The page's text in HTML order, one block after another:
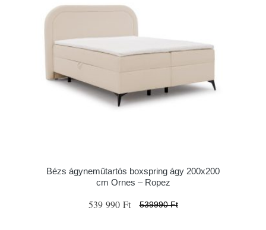
Bézs ágyneműtartós boxspring ágy 200x200
cm Ornes – Ropez
539 990 Ft 539990 Ft